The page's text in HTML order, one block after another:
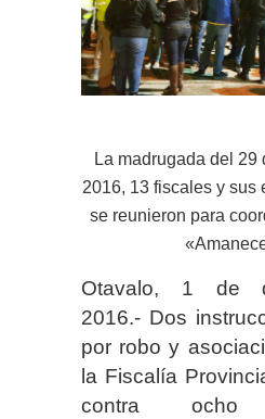
La madrugada del 29
2016, 13 fiscales y sus
se reunieron para
Otavalo, 1 de
2016.- Dos
por robo y
la Fiscalía
contra ocho